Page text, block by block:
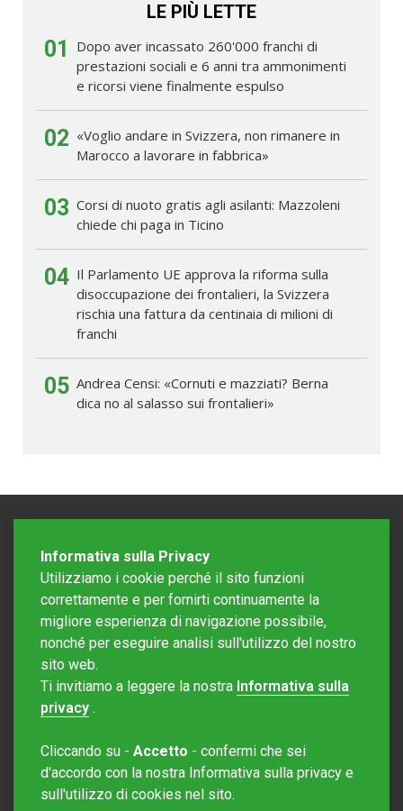
LE PIÙ LETTE
01
Dopo aver incassato 260'000 franchi di
prestazioni sociali e 6 anni tra ammonimenti
e ricorsi viene finalmente espulso
02 «Voglio andare in Svizzera, non rimanere in
Marocco a lavorare in fabbrica»
03 Corsi di nuoto gratis agli asilanti: Mazzoleni
chiede chi paga in Ticino
04 Il Parlamento UE approva la riforma sulla
disoccupazione dei frontalieri, la Svizzera
rischia una fattura da centinaia di milioni di
franchi
05 Andrea Censi: «Cornuti e mazziati? Berna
dica no al salasso sui frontalieri»
Editore Rotostampa SA
Sito creato daRedesign
Informativa sulla Privacy
Utilizziamo i cookie perché il sito funzioni
correttamente e per fornirti continuamente la
migliore esperienza di navigazione possibile,
nonché per eseguire analisi sull'utilizzo del nostro
sito web.
Ti invitiamo a leggere la nostra Informativa sulla
privacy .
Cliccando su - Accetto - confermi che sei
d'accordo con la nostra Informativa sulla privacy e
sull'utilizzo di cookies nel sito.